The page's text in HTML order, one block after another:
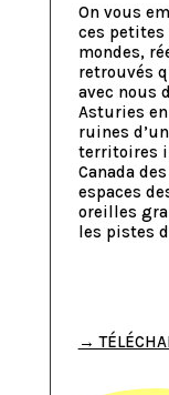
On vous
ces
mondes,
retrouvés
avec nous
Asturies
ruines
territoires
Canada
espaces
oreilles
les pistes
→